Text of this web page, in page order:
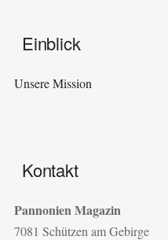
Einblick
Unsere Mission
Kontakt
Pannonien Magazin
7081 Schützen am Gebirge